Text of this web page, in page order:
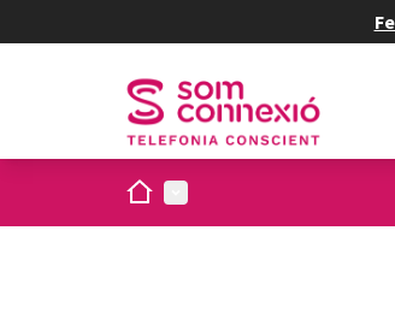
Inici Menú principal